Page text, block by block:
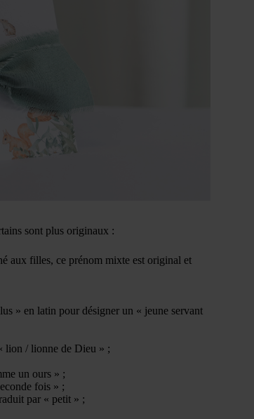
sont plus originaux :
aux filles, ce prénom mixte est original et
» en latin pour désigner un « jeune servant
lion / lionne de Dieu » ;
un ours » ;
fois » ;
par « petit » ;